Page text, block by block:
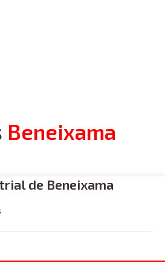
Beneixama
de Beneixama